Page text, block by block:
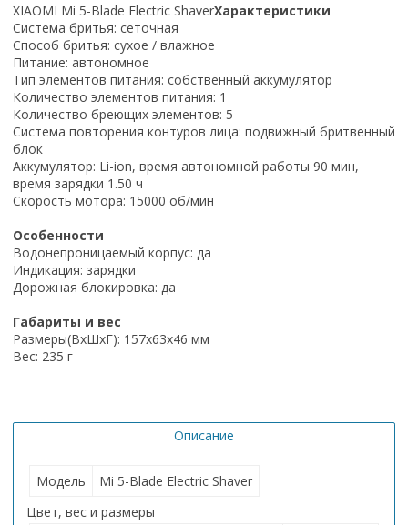
XIAOMI Mi 5-Blade Electric ShaverХарактеристики
Система бритья: сеточная
Способ бритья: сухое / влажное
Питание: автономное
Тип элементов питания: собственный аккумулятор
Количество элементов питания: 1
Количество бреющих элементов: 5
Система повторения контуров лица: подвижный бритвенный
блок
Аккумулятор: Li-ion, время автономной работы 90 мин,
время зарядки 1.50 ч
Скорость мотора: 15000 об/мин
Особенности
Водонепроницаемый корпус: да
Индикация: зарядки
Дорожная блокировка: да
Габариты и вес
Размеры(ВхШхГ): 157x63x46 мм
Вес: 235 г
Описание
Модель
Mi 5-Blade Electric Shaver
Цвет, вес и размеры